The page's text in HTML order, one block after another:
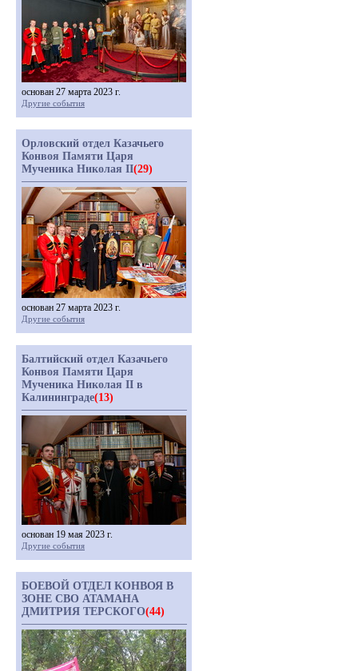
основан 27 марта 2023 г.
Другие события
Орловский отдел Казачьего
Конвоя Памяти Царя
Мученика Николая II(29)
основан 27 марта 2023 г.
Другие события
Балтийский отдел Казачьего
Конвоя Памяти Царя
Мученика Николая II в
Калининграде(13)
основан 19 мая 2023 г.
Другие события
БОЕВОЙ ОТДЕЛ КОНВОЯ В
ЗОНЕ СВО АТАМАНА
ДМИТРИЯ ТЕРСКОГО(44)